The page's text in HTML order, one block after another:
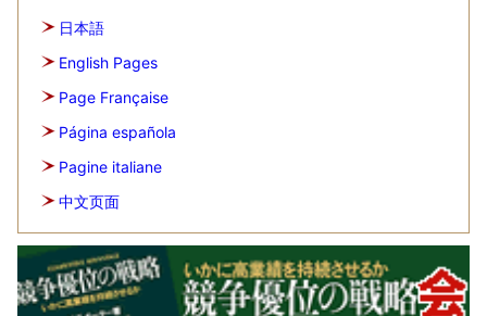
日本語
English Pages
Page Française
Página española
Pagine italiane
中文页面